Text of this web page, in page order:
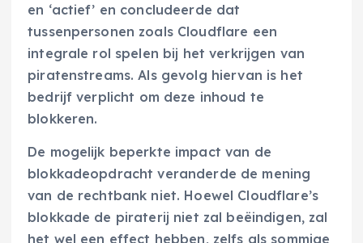
en ‘actief’ en concludeerde dat
tussenpersonen zoals Cloudflare een
integrale rol spelen bij het verkrijgen van
piratenstreams. Als gevolg hiervan is het
bedrijf verplicht om deze inhoud te
blokkeren.
De mogelijk beperkte impact van de
blokkadeopdracht veranderde de mening
van de rechtbank niet. Hoewel Cloudflare’s
blokkade de piraterij niet zal beëindigen, zal
het wel een effect hebben, zelfs als sommige